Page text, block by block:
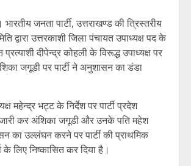
भारतीय जनता पार्टी, उत्तराखण्ड की त्रिस्तरीय
द्वारा उत्तरकाशी जिला पंचायत उपाध्यक्ष पद के
प्रत्याशी दीपेन्द्र कोहली के विरूद्ध उपाध्यक्ष पर
जगूडी पर पार्टी ने अनुशासन का डंडा
महेन्द्र भट्ट के निर्देश पर पार्टी प्रदेश
कर अंशिका जगूडी और उनके पति महेश
का उल्लंघन करने पर पार्टी की प्राथमिक
लिए निष्कासित कर दिया है।